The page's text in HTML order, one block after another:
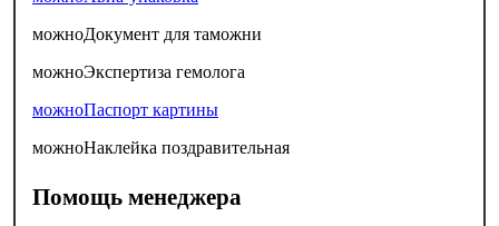
можноДокумент для таможни
можноЭкспертиза гемолога
можноПаспорт картины
можноНаклейка поздравительная
Помощь менеджера